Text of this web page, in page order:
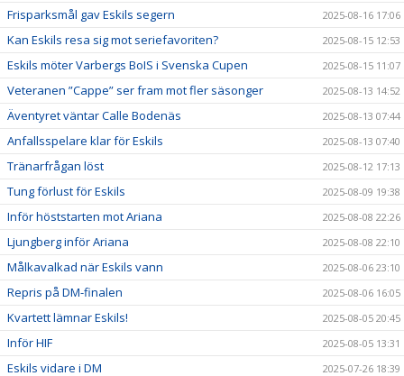
Frisparksmål gav Eskils segern 2025-08-16 17:06
Kan Eskils resa sig mot seriefavoriten? 2025-08-15 12:53
Eskils möter Varbergs BoIS i Svenska Cupen 2025-08-15 11:07
Veteranen ”Cappe” ser fram mot fler säsonger 2025-08-13 14:52
Äventyret väntar Calle Bodenäs 2025-08-13 07:44
Anfallsspelare klar för Eskils 2025-08-13 07:40
Tränarfrågan löst 2025-08-12 17:13
Tung förlust för Eskils 2025-08-09 19:38
Inför höststarten mot Ariana 2025-08-08 22:26
Ljungberg inför Ariana 2025-08-08 22:10
Målkavalkad när Eskils vann 2025-08-06 23:10
Repris på DM-finalen 2025-08-06 16:05
Kvartett lämnar Eskils! 2025-08-05 20:45
Inför HIF 2025-08-05 13:31
Eskils vidare i DM 2025-07-26 18:39